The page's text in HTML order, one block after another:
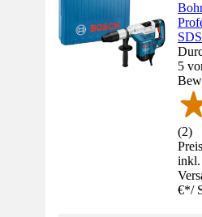
5
(2)
inkl.
€*/